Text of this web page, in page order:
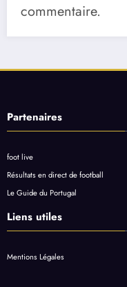
commentaire.
Partenaires
foot live
Résultats en direct de football
Le Guide du Portugal
Liens utiles
Mentions Légales